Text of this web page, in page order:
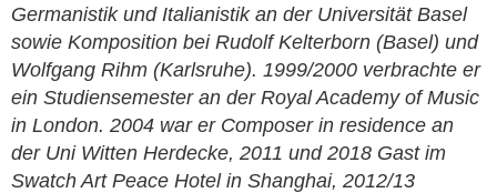
Germanistik und Italianistik an der Universität Basel
sowie Komposition bei Rudolf Kelterborn (Basel) und
Wolfgang Rihm (Karlsruhe). 1999/2000 verbrachte er
ein Studiensemester an der Royal Academy of Music
in London. 2004 war er Composer in residence an
der Uni Witten Herdecke, 2011 und 2018 Gast im
Swatch Art Peace Hotel in Shanghai, 2012/13